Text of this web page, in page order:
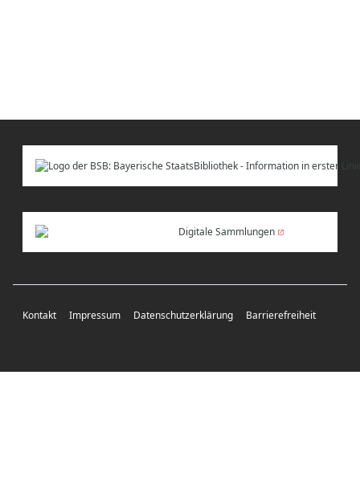
Digitale Sammlungen
Kontakt Impressum Datenschutzerklärung Barrierefreiheit